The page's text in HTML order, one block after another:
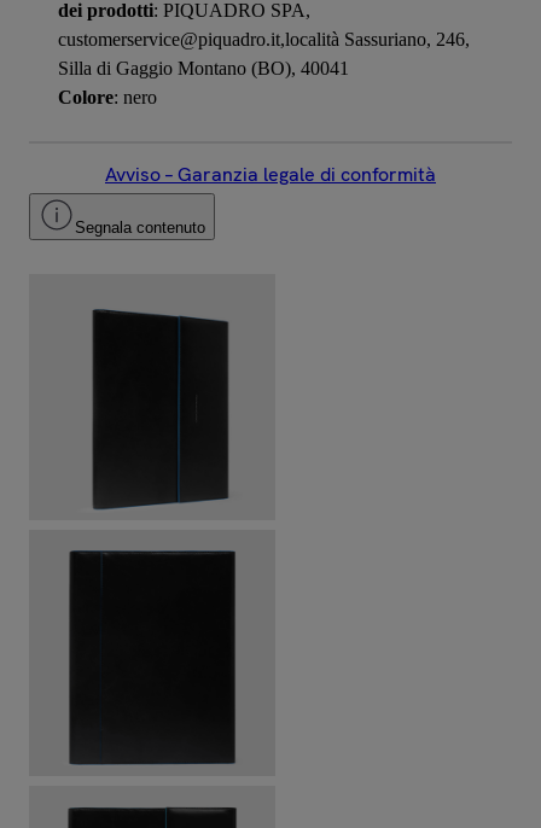
dei prodotti: PIQUADRO SPA,
customerservice@piquadro.it,località Sassuriano, 246,
Silla di Gaggio Montano (BO), 40041
Colore: nero
Avviso – Garanzia legale di conformità
Segnala contenuto